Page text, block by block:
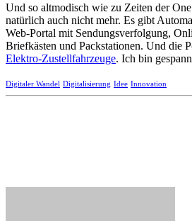
Und so altmodisch wie zu Zeiten der
natürlich auch nicht mehr. Es gibt
Web-Portal mit Sendungsverfolgung,
Briefkästen und Packstationen. Und die
Elektro-Zustellfahrzeuge. Ich bin
Digitaler Wandel Digitalisierung Idee Innovation